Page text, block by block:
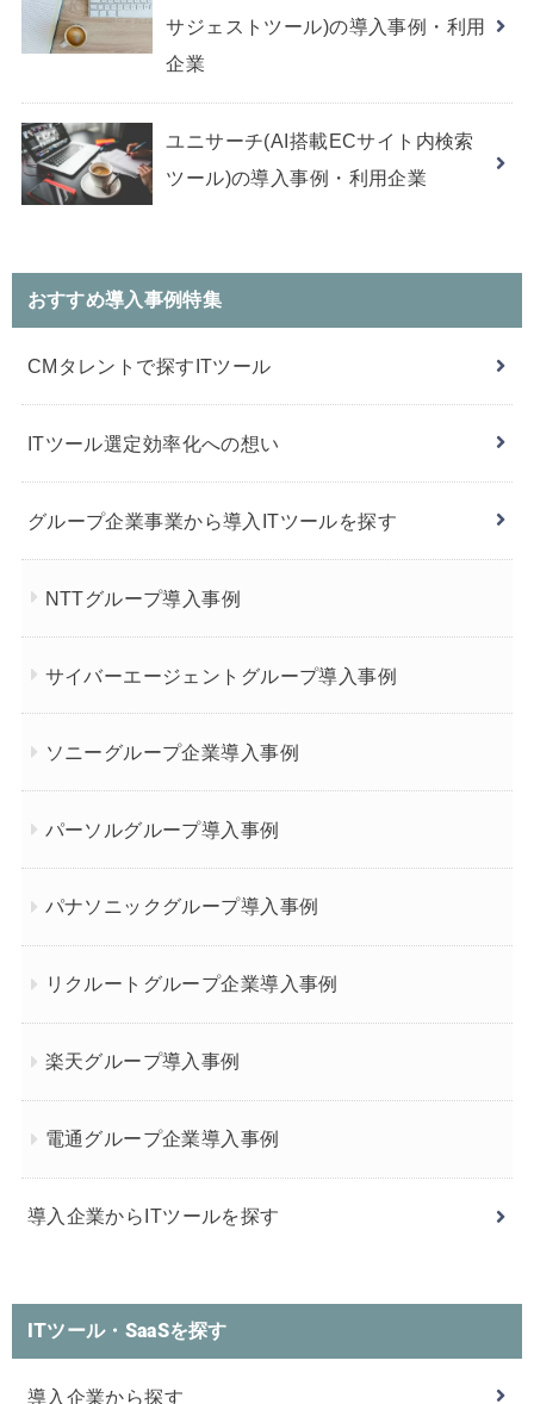
サジェストツール)の導入事例・利用
企業
ユニサーチ(AI搭載ECサイト内検索
ツール)の導入事例・利用企業
おすすめ導入事例特集
CMタレントで探すITツール
ITツール選定効率化への想い
グループ企業事業から導入ITツールを探す
NTTグループ導入事例
サイバーエージェントグループ導入事例
ソニーグループ企業導入事例
パーソルグループ導入事例
パナソニックグループ導入事例
リクルートグループ企業導入事例
楽天グループ導入事例
電通グループ企業導入事例
導入企業からITツールを探す
ITツール・SaaSを探す
導入企業から探す